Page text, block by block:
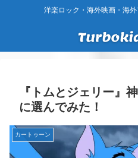
洋楽ロック・海外映画・海
『トムとジェリー』
に選んでみた！
カートゥーン